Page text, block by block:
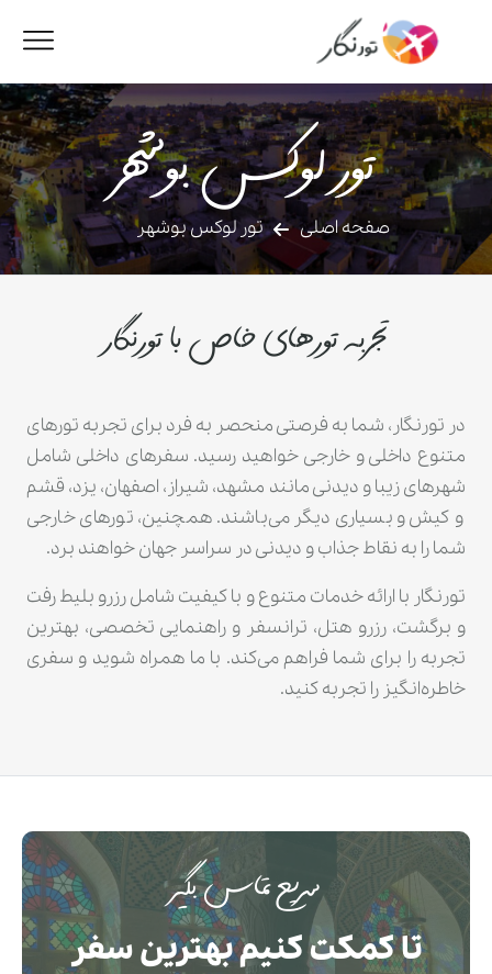
تور لوکس بوشهر
صفحه اصلی تور لوکس بوشهر
تجربه تورهای خاص با تورنگار
در تورنگار، شما به فرصتی منحصر به فرد برای تجربه تورهای
متنوع داخلی و خارجی خواهید رسید. سفرهای داخلی شامل
شهرهای زیبا و دیدنی مانند مشهد، شیراز، اصفهان، یزد، قشم
و کیش و بسیاری دیگر می‌باشند. همچنین، تورهای خارجی
شما را به نقاط جذاب و دیدنی در سراسر جهان خواهند برد.
تورنگار با ارائه خدمات متنوع و با کیفیت شامل رزرو بلیط رفت
و برگشت، رزرو هتل، ترانسفر و راهنمایی تخصصی، بهترین
تجربه را برای شما فراهم می‌کند. با ما همراه شوید و سفری
خاطره‌انگیز را تجربه کنید.
سریع تماس بگیر
تا کمکت کنیم بهترین سفر